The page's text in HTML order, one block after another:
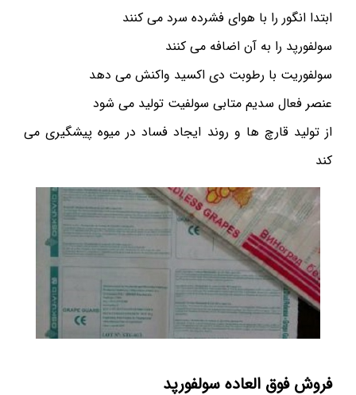
ابتدا انگور را با هوای فشرده سرد می کنند
سولفورپد را به آن اضافه می کنند
سولفوریت با رطوبت دی اکسید واکنش می دهد
عنصر فعال سدیم متابی سولفیت تولید می شود
از تولید قارچ ها و روند ایجاد فساد در میوه پیشگیری می
کند
فروش فوق العاده سولفورپد